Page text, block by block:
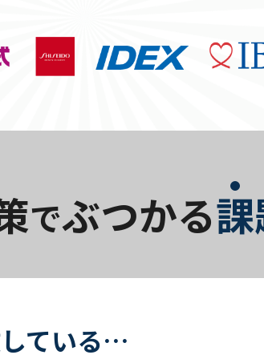
でぶつかる課
ている…